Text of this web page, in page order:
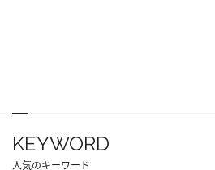
KEYWORD
人気のキーワード